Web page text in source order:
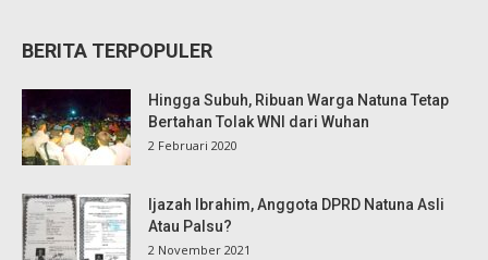
BERITA TERPOPULER
Hingga Subuh, Ribuan Warga Natuna Tetap
Bertahan Tolak WNI dari Wuhan
2 Februari 2020
Ijazah Ibrahim, Anggota DPRD Natuna Asli
Atau Palsu?
2 November 2021